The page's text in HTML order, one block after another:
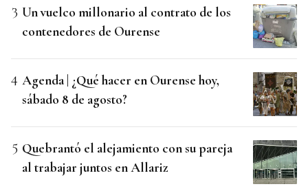
Un vuelco millonario al contrato de los
contenedores de Ourense
Agenda | ¿Qué hacer en Ourense hoy,
sábado 8 de agosto?
Quebrantó el alejamiento con su pareja
al trabajar juntos en Allariz